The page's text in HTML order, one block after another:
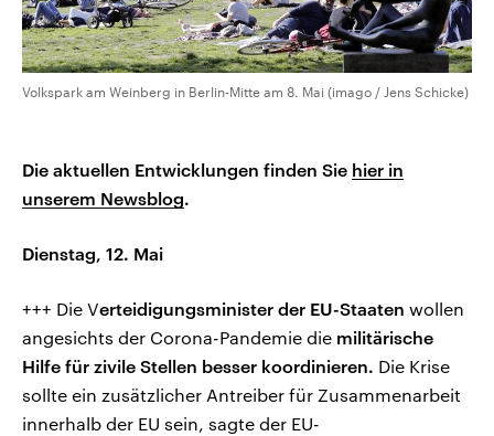
Volkspark am Weinberg in Berlin-Mitte am 8. Mai (imago / Jens Schicke)
Die aktuellen Entwicklungen finden Sie hier in
unserem Newsblog.
Dienstag, 12. Mai
+++ Die Verteidigungsminister der EU-Staaten wollen
angesichts der Corona-Pandemie die militärische
Hilfe für zivile Stellen besser koordinieren. Die Krise
sollte ein zusätzlicher Antreiber für Zusammenarbeit
innerhalb der EU sein, sagte der EU-